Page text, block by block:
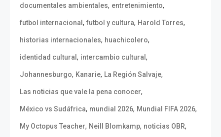
documentales ambientales, entretenimiento,
futbol internacional , futbol y cultura, Harold Torres,
historias internacionales, huachicolero,
identidad cultural , intercambio cultural ,
Johannesburgo, Kanarie, La Región Salvaje,
Las noticias que vale la pena conocer,
México vs Sudáfrica, mundial 2026, Mundial FIFA 2026,
My Octopus Teacher, Neill Blomkamp, noticias OBR,